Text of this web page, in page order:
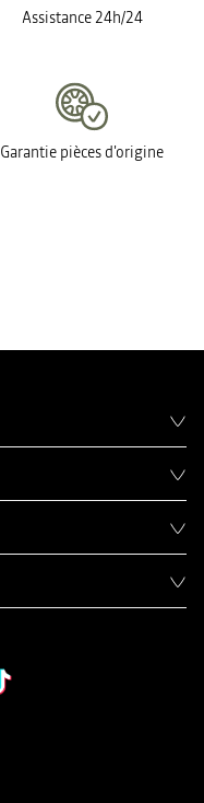
Assistance 24h/24
Garantie pièces d'origine